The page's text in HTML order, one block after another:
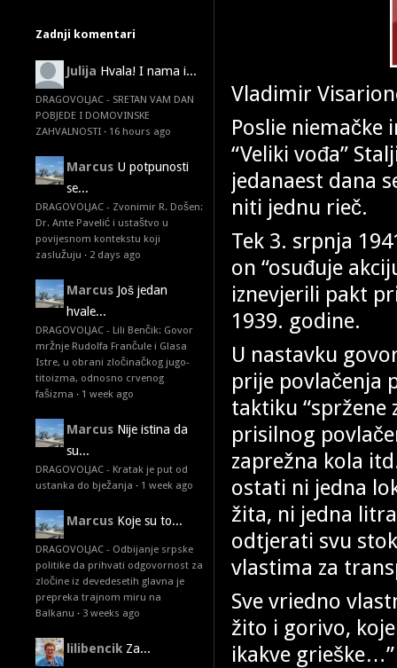
Zadnji komentari
Julija Hvala! I nama i...
DRAGOVOLJAC - SRETAN VAM DAN
POBJEDE I DOMOVINSKE
ZAHVALNOSTI · 16 hours ago
Marcus U potpunosti
se...
DRAGOVOLJAC - Zvonimir R. Došen:
Dr. Ante Pavelić i ustaštvo u
povijesnom kontekstu koji
zaslužuju · 2 days ago
Marcus Još jedan
hvale...
DRAGOVOLJAC - Lili Benčik: Govor
mržnje Rudolfa Frančule i Glasa
Istre, u obrani zločinačkog jugo-
titoizma, odnosno crvenog
fašizma · 1 week ago
Marcus Nije istina da
su...
DRAGOVOLJAC - Kratak je put od
ustanka do bježanja · 1 week ago
Marcus Koje su to...
DRAGOVOLJAC - Odbijanje srpske
politike da prihvati odgovornost za
zločine iz devedesetih glavna je
prepreka trajnom miru na
Balkanu · 3 weeks ago
lilibencik Za...
Vladimir
Poslie niemačke
“Veliki vođa”
jedanaest dana
niti jednu rieč.
Tek 3. srpnja
on “osuđuje
iznevjerili pakt
1939. godine.
U nastavku
prije povlačenja
taktiku “spržene
prisilnog
zaprežna kola
ostati ni jedna
žita, ni jedna
odtjerati svu
vlastima za
Sve vriedno
žito i gorivo,
ikakve grieške…”